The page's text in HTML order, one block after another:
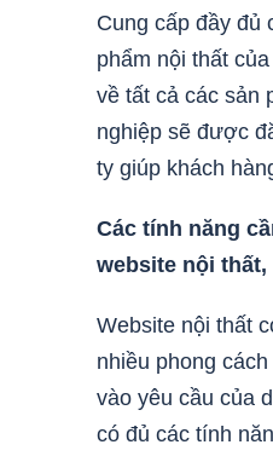
Cung cấp đầy đủ
phẩm nội thất
về tất cả các sản
nghiệp sẽ được
ty giúp khách
Các tính năng
website nội
Website nội thất
nhiều phong
vào yêu cầu của
có đủ các tính